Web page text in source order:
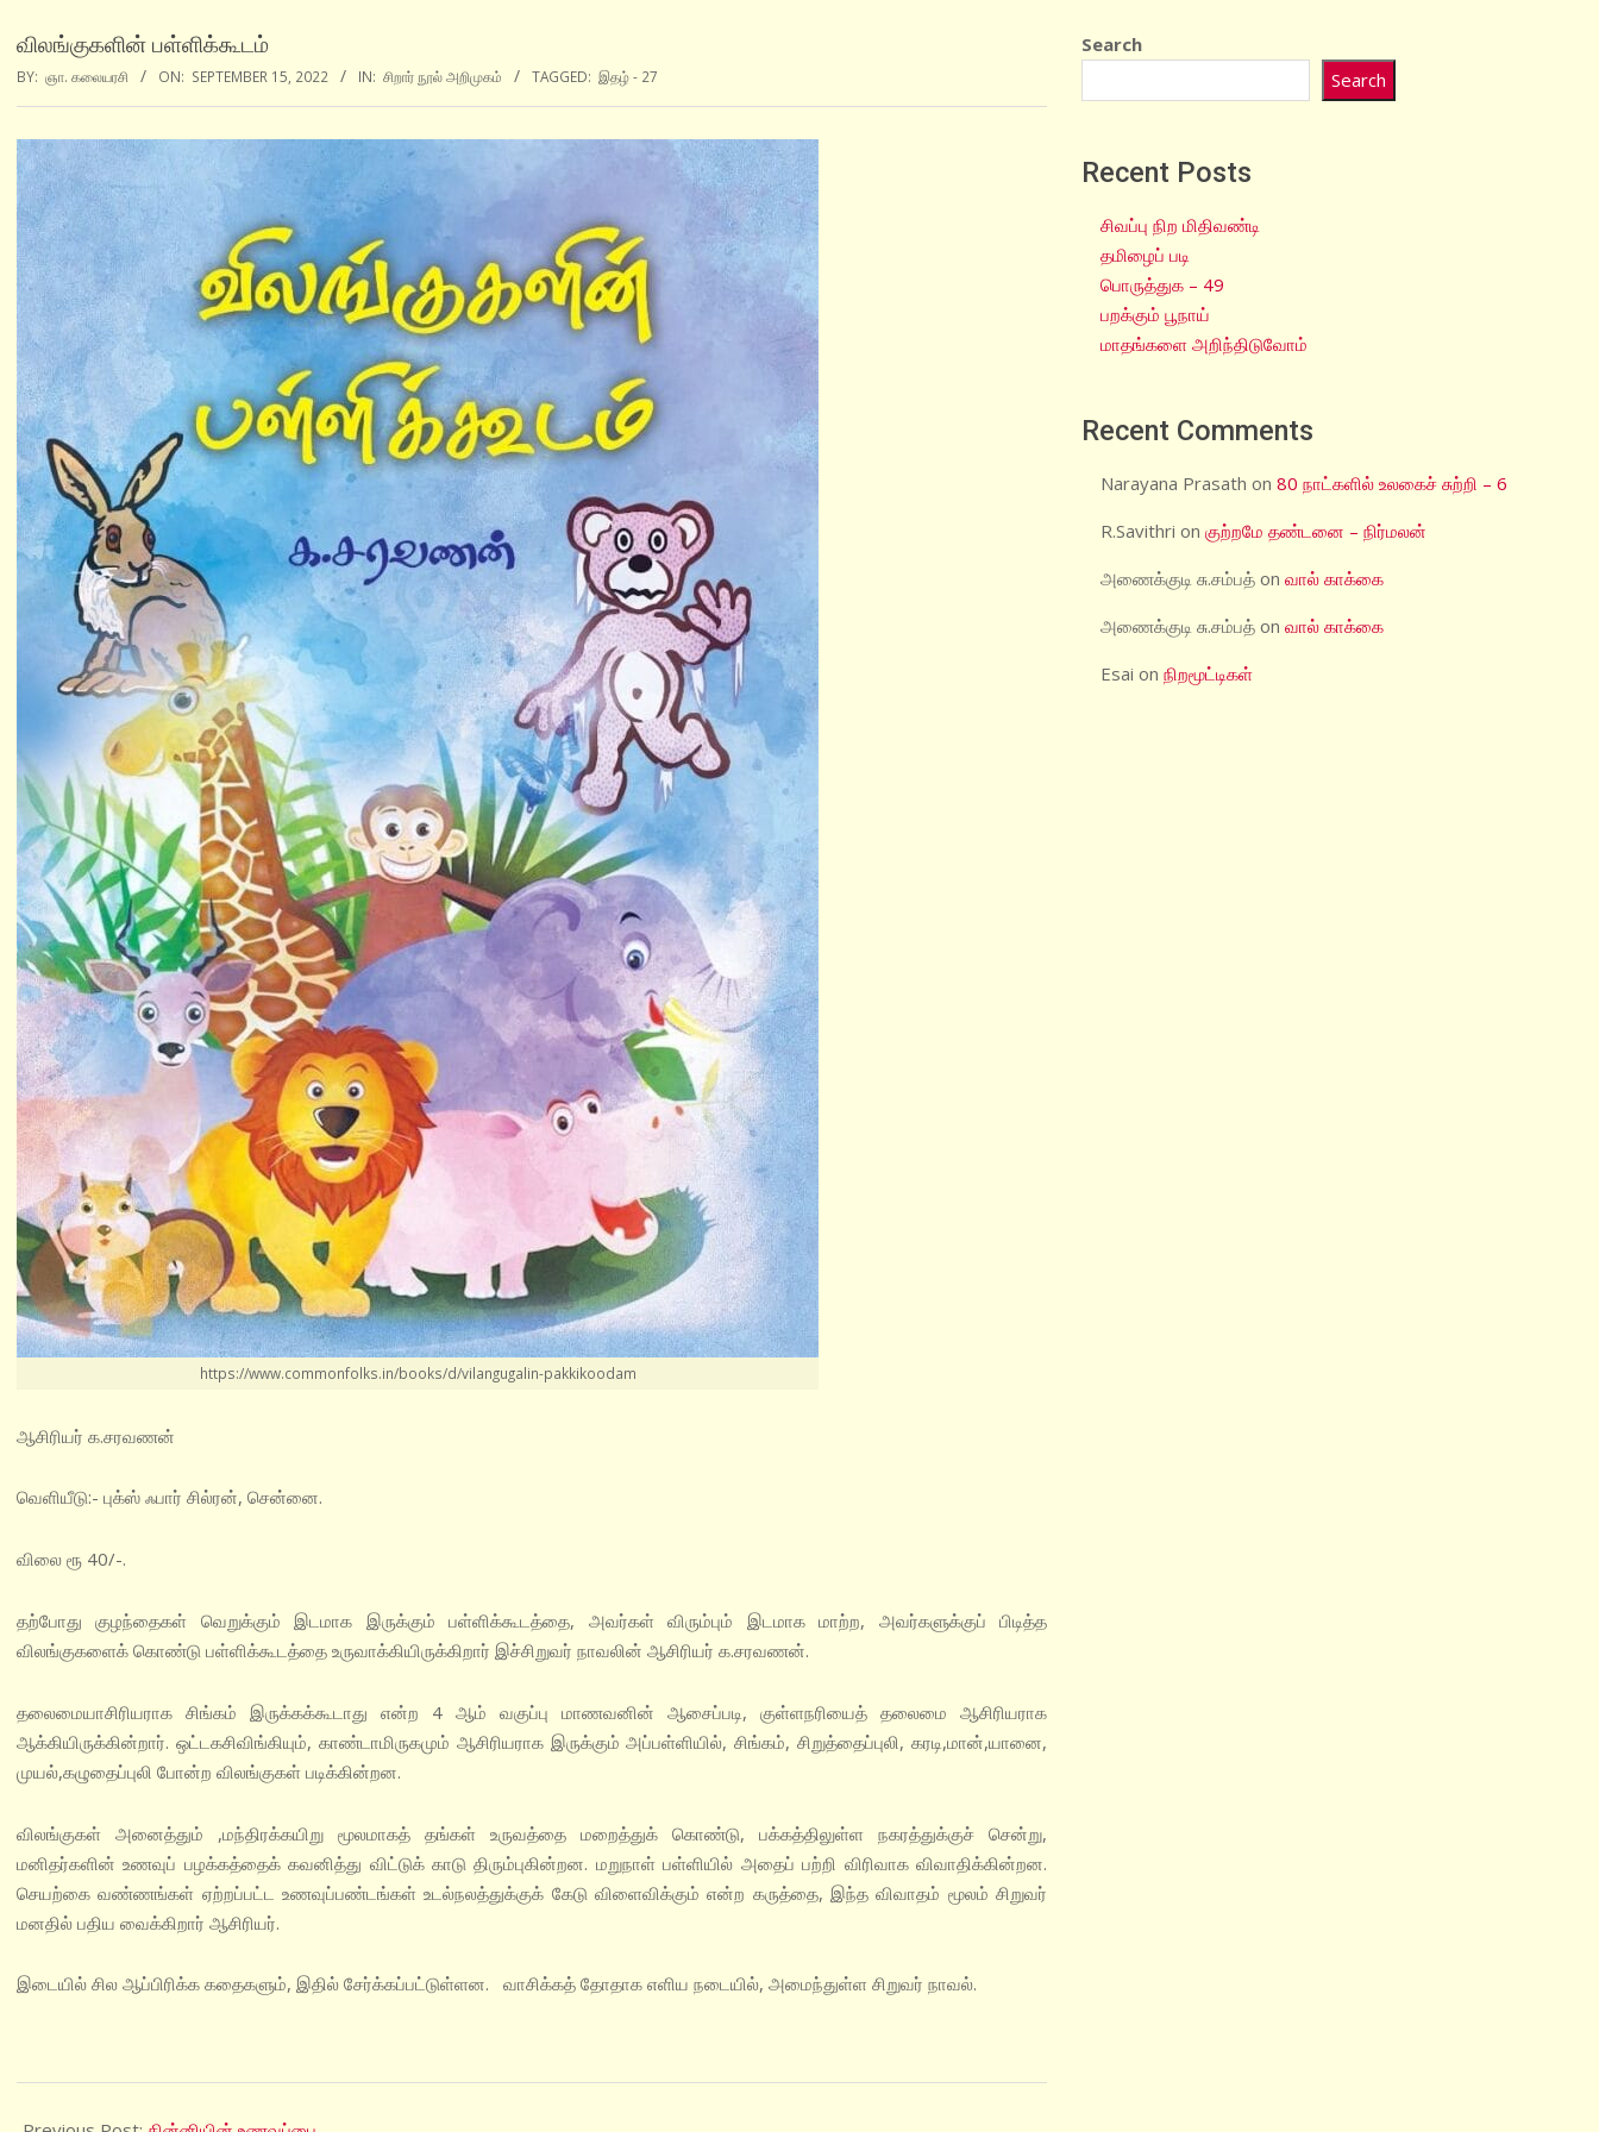
விலங்குகளின் பள்ளிக்கூடம்
BY: ஞா. கலையரசி ON: SEPTEMBER 15, 2022 IN: சிறார் நூல் அறிமுகம் TAGGED: இதழ் - 27
https://www.commonfolks.in/books/d/vilangugalin-pakkikoodam
ஆசிரியர் க.சரவணன்
வெளியீடு:- புக்ஸ் ஃபார் சில்ரன், சென்னை.
விலை ரூ 40/-.
தற்போது குழந்தைகள் வெறுக்கும் இடமாக இருக்கும் பள்ளிக்கூடத்தை, அவர்கள் விரும்பும் இடமாக மாற்ற, அவர்களுக்குப் பிடித்த
விலங்குகளைக் கொண்டு பள்ளிக்கூடத்தை உருவாக்கியிருக்கிறார் இச்சிறுவர் நாவலின் ஆசிரியர் க.சரவணன்.
தலைமையாசிரியராக சிங்கம் இருக்கக்கூடாது என்ற 4 ஆம் வகுப்பு மாணவனின் ஆசைப்படி, குள்ளநரியைத் தலைமை ஆசிரியராக
ஆக்கியிருக்கின்றார். ஒட்டகசிவிங்கியும், காண்டாமிருகமும் ஆசிரியராக இருக்கும் அப்பள்ளியில், சிங்கம், சிறுத்தைப்புலி, கரடி,மான்,யானை,
முயல்,கழுதைப்புலி போன்ற விலங்குகள் படிக்கின்றன.
விலங்குகள் அனைத்தும் ,மந்திரக்கயிறு மூலமாகத் தங்கள் உருவத்தை மறைத்துக் கொண்டு, பக்கத்திலுள்ள நகரத்துக்குச் சென்று,
மனிதர்களின் உணவுப் பழக்கத்தைக் கவனித்து விட்டுக் காடு திரும்புகின்றன. மறுநாள் பள்ளியில் அதைப் பற்றி விரிவாக விவாதிக்கின்றன.
செயற்கை வண்ணங்கள் ஏற்றப்பட்ட உணவுப்பண்டங்கள் உடல்நலத்துக்குக் கேடு விளைவிக்கும் என்ற கருத்தை, இந்த விவாதம் மூலம் சிறுவர்
மனதில் பதிய வைக்கிறார் ஆசிரியர்.
இடையில் சில ஆப்பிரிக்க கதைகளும், இதில் சேர்க்கப்பட்டுள்ளன. வாசிக்கத் தோதாக எளிய நடையில், அமைந்துள்ள சிறுவர் நாவல்.
09-
Search
Search
Recent Posts
சிவப்பு நிற மிதிவண்டி
தமிழைப் படி
பொருத்துக – 49
பறக்கும் பூநாய்
மாதங்களை அறிந்திடுவோம்
Recent Comments
Narayana Prasath on80 நாட்களில் உலகைச் சுற்றி – 6
R.Savithri onகுற்றமே தண்டனை – நிர்மலன்
அணைக்குடி சு.சம்பத் onவால் காக்கை
அணைக்குடி சு.சம்பத் onவால் காக்கை
Esai onநிறமூட்டிகள்